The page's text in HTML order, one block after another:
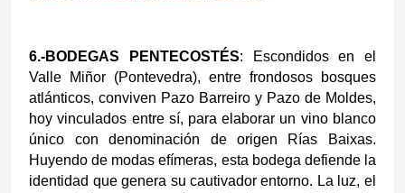
6.-BODEGAS PENTECOSTÉS: Escondidos en el
Valle Miñor (Pontevedra), entre frondosos bosques
atlánticos, conviven Pazo Barreiro y Pazo de Moldes,
hoy vinculados entre sí, para elaborar un vino blanco
único con denominación de origen Rías Baixas.
Huyendo de modas efímeras, esta bodega defiende la
identidad que genera su cautivador entorno. La luz, el